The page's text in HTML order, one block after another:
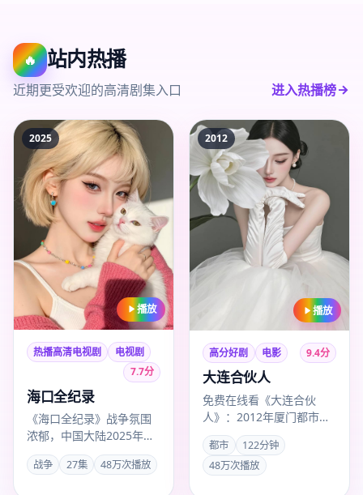
🔥 站内热播
近期更受欢迎的高清剧集入口 进入热播榜
2025
播放
热播高清电视剧
电视剧
7.7分
海口全纪录
《海口全纪录》战争氛围
浓郁，中国大陆2025年度
热推，导演傅东育，主演
辛芷蕾，2025年8月19…
战争 27集 48万次播放
2012
播放
高分好剧 电影 9.4分
大连合伙人
免费在线看《大连合伙
人》：2012年厦门都市电
影，黄健中作品，主演易
烊千玺、白敬亭、张译，
201…
都市
122分钟
48万次播放